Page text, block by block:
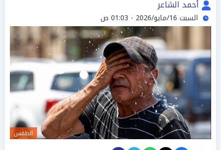
أحمد الشاعر
السبت 16/مايو/2026 - 01:03 ص
الطقس